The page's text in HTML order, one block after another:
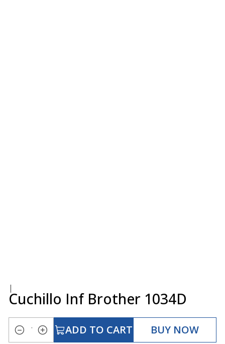
|
Cuchillo Inf Brother 1034D
Quantity
ADD TO CART BUY NOW